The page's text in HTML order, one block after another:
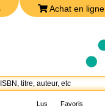
Achat en ligne
Lus Favoris